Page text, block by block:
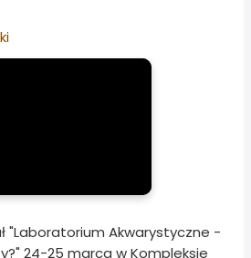
"Laboratorium Akwarystyczne -
24-25 marca w Kompleksie